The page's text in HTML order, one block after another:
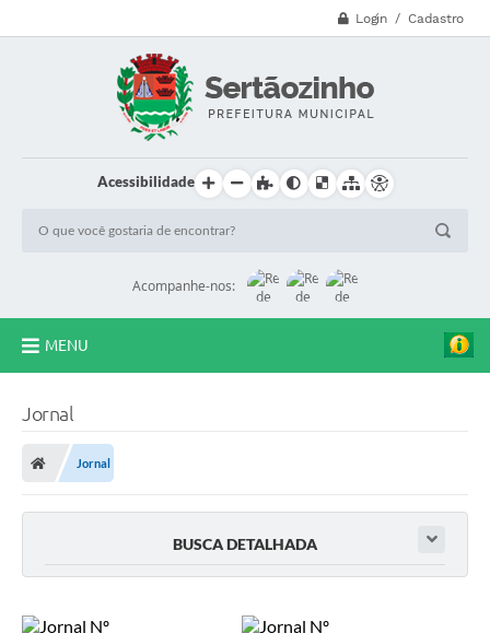
Login / Cadastro
Acessibilidade
Acompanhe-nos:
MENU
Secretarias
A Prefeitura
Jornal
Jornal
BUSCA DETALHADA